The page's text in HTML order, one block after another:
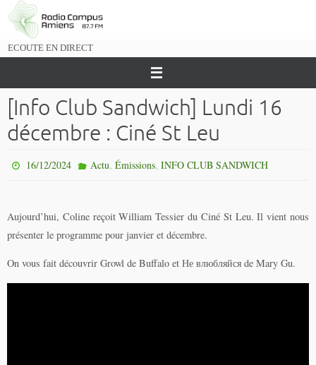
Passer
vers
ECOUTE EN DIRECT
[Info Club Sandwich] Lundi 16
décembre : Ciné St Leu
16/12/2024 Actu, Émissions, INFO CLUB SANDWICH
Aujourd’hui, Coline reçoit William Tessier du Ciné St Leu. Il vient nous
présenter le programme pour janvier et décembre.
On vous fait découvrir Growl de Buffalo et Не влюбляйся de Mary Gu.